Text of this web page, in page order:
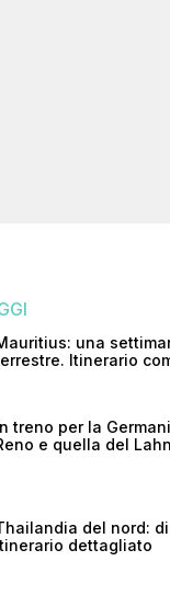
una
Itinerario
treno per la
e quella del
del nord:
dettagliato